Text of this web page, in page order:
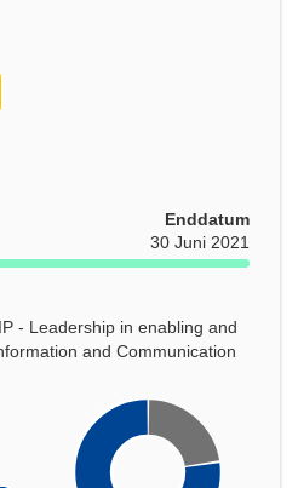
Enddatum
30 Juni 2021
- Leadership in enabling and
and Communication